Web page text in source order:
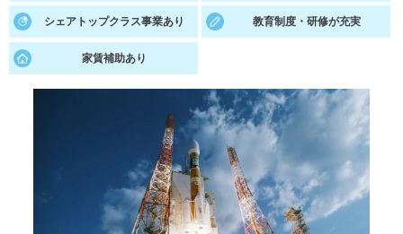
適職診断 就活チャンネル
就活ニュースペーパー
不明点があればこちら
シェアトップクラス事業あり 教育制度・研修が充実
家賃補助あり